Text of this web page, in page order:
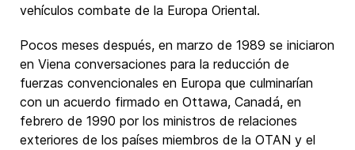
vehículos combate de la Europa Oriental.
Pocos meses después, en marzo de 1989 se iniciaron
en Viena conversaciones para la reducción de
fuerzas convencionales en Europa que culminarían
con un acuerdo firmado en Ottawa, Canadá, en
febrero de 1990 por los ministros de relaciones
exteriores de los países miembros de la OTAN y el